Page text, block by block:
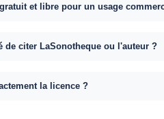
et libre pour un usage
de citer LaSonotheque ou l'auteur ?
la licence ?